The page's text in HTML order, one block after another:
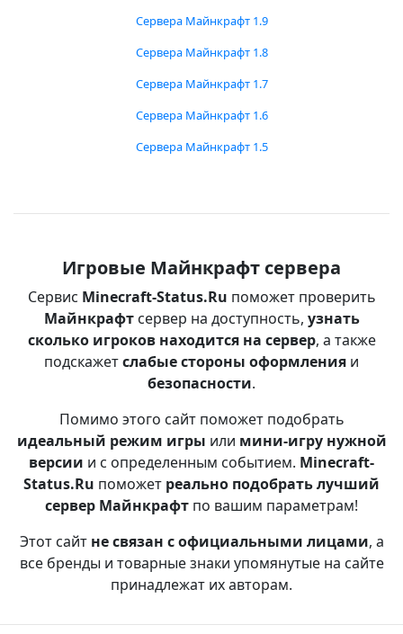
Сервера Майнкрафт 1.9
Сервера Майнкрафт 1.8
Сервера Майнкрафт 1.7
Сервера Майнкрафт 1.6
Сервера Майнкрафт 1.5
Игровые Майнкрафт сервера
Сервис Minecraft-Status.Ru поможет проверить
Майнкрафтсервер на доступность, узнать
сколько игроков находится на сервер, а также
подскажетслабые стороны оформления и
безопасности.
Помимо этого сайт поможет подобрать
идеальный режим игры или мини-игру нужной
версии и с определенным событием. Minecraft-
Status.Ru поможет реально подобрать лучший
сервер Майнкрафт по вашим параметрам!
Этот сайт не связан с официальными лицами, а
все бренды и товарные знаки упомянутые на сайте
принадлежат их авторам.